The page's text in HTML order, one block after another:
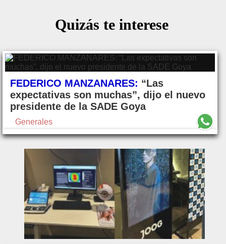
Quizás te interese
FEDERICO MANZANARES: “Las
expectativas son muchas”, dijo el nuevo
presidente de la SADE Goya
Generales